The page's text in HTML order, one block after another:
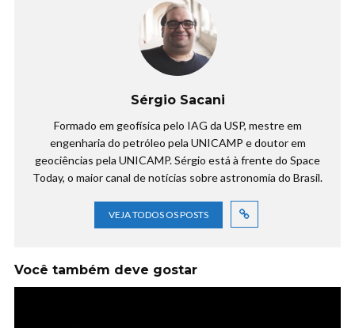
Sérgio Sacani
Formado em geofísica pelo IAG da USP, mestre em
engenharia do petróleo pela UNICAMP e doutor em
geociências pela UNICAMP. Sérgio está à frente do Space
Today, o maior canal de notícias sobre astronomia do Brasil.
VEJA TODOS OS POSTS
Você também deve gostar